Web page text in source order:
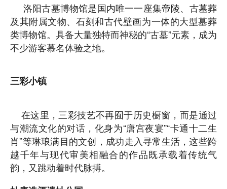
洛阳古墓博物馆是国内唯一一座集帝陵、古墓葬
及其附属文物、石刻和古代壁画为一体的大型墓葬
类博物馆。具备大量独特而神秘的“古墓”元素，成为
不少游客慕名体验之地。
三彩小镇
在这里，三彩技艺不再囿于历史橱窗，而是通过
与潮流文化的对话，化身为“唐宫夜宴”“卡通十二生
肖”等琳琅满目的文创，成功走入寻常生活，这些跨
越千年与现代审美相融合的作品既承载着传统气
韵，又跳动着时代脉搏。